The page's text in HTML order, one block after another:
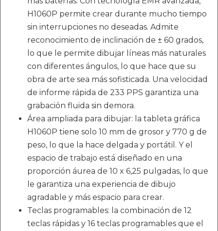
H1060P permite crear durante mucho tiempo
sin interrupciones no deseadas. Admite
reconocimiento de inclinación de ± 60 grados,
lo que le permite dibujar líneas más naturales
con diferentes ángulos, lo que hace que su
obra de arte sea más sofisticada. Una velocidad
de informe rápida de 233 PPS garantiza una
grabación fluida sin demora.
Área ampliada para dibujar: la tableta gráfica
H1060P tiene solo 10 mm de grosor y 770 g de
peso, lo que la hace delgada y portátil. Y el
espacio de trabajo está diseñado en una
proporción áurea de 10 x 6,25 pulgadas, lo que
le garantiza una experiencia de dibujo
agradable y más espacio para crear.
Teclas programables: la combinación de 12
teclas rápidas y 16 teclas programables que el